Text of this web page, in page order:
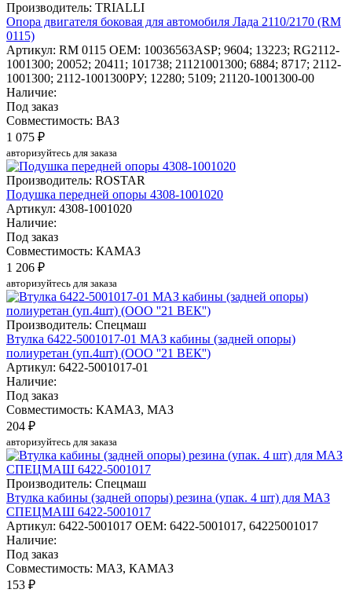
Производитель: TRIALLI
Опора двигателя боковая для автомобиля Лада 2110/2170 (RM
0115)
Артикул: RM 0115 OEM: 10036563ASP; 9604; 13223; RG2112-
1001300; 20052; 20411; 101738; 21121001300; 6884; 8717; 2112-
1001300; 2112-1001300РУ; 12280; 5109; 21120-1001300-00
Наличие:
Под заказ
Совместимость: ВАЗ
1 075 ₽
авторизуйтесь для заказа
Производитель: ROSTAR
Подушка передней опоры 4308-1001020
Артикул: 4308-1001020
Наличие:
Под заказ
Совместимость: КАМАЗ
1 206 ₽
авторизуйтесь для заказа
Производитель: Спецмаш
Втулка 6422-5001017-01 МАЗ кабины (задней опоры)
полиуретан (уп.4шт) (ООО ''21 ВЕК'')
Артикул: 6422-5001017-01
Наличие:
Под заказ
Совместимость: КАМАЗ, МАЗ
204 ₽
авторизуйтесь для заказа
Производитель: Спецмаш
Втулка кабины (задней опоры) резина (упак. 4 шт) для МАЗ
СПЕЦМАШ 6422-5001017
Артикул: 6422-5001017 OEM: 6422-5001017, 64225001017
Наличие:
Под заказ
Совместимость: МАЗ, КАМАЗ
153 ₽